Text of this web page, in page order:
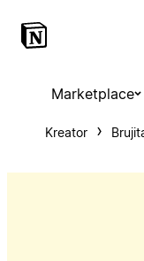
Marketplace
Kreator